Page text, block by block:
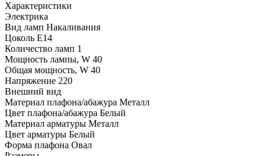
Характеристики
Электрика
Вид ламп Накаливания
Цоколь E14
Количество ламп 1
Мощность лампы, W 40
Общая мощность, W 40
Напряжение 220
Внешний вид
Материал плафона/абажура Металл
Цвет плафона/абажура Белый
Материал арматуры Металл
Цвет арматуры Белый
Форма плафона Овал